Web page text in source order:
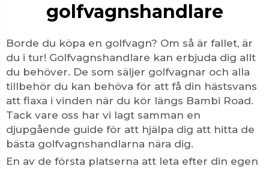
golfvagnshandlare
Borde du köpa en golfvagn? Om så är fallet, är
du i tur! Golfvagnshandlare kan erbjuda dig allt
du behöver. De som säljer golfvagnar och alla
tillbehör du kan behöva för att få din hästsvans
att flaxa i vinden när du kör längs Bambi Road.
Tack vare oss har vi lagt samman en
djupgående guide för att hjälpa dig att hitta de
bästa golfvagnshandlarna nära dig.
En av de första platserna att leta efter din egen